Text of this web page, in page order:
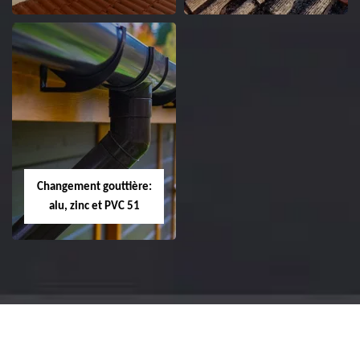
Réparation et
changement de
tuile de rive 51
Changement gouttière:
alu, zinc et PVC 51